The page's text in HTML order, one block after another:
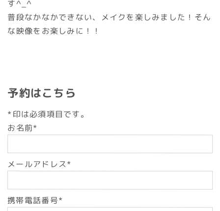
す^_^
普段なかなかできない、メイクを楽しみました！そん
な映像をお楽しみに！！
予約はこちら
*印は必須項目です。
お名前*
メールアドレス*
携帯電話番号*